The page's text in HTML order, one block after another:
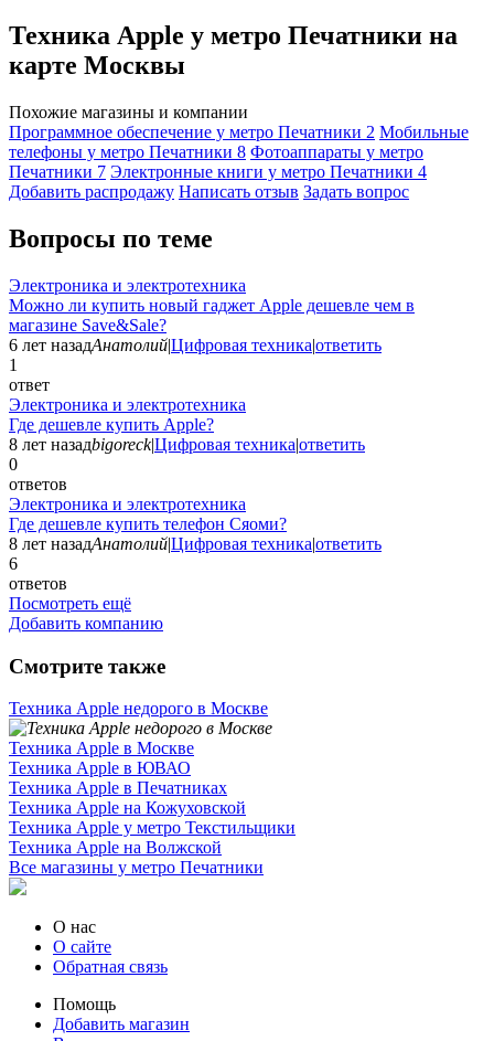
Техника Apple у метро Печатники на
карте Москвы
Похожие магазины и компании
Программное обеспечение у метро Печатники 2 Мобильные
телефоны у метро Печатники 8 Фотоаппараты у метро
Печатники 7 Электронные книги у метро Печатники 4
Добавить раcпродажу Написать отзыв Задать вопрос
Вопросы по теме
Электроника и электротехника
Можно ли купить новый гаджет Apple дешевле чем в
магазине Save&Sale?
6 лет назадАнатолий|Цифровая техника|ответить
1
ответ
Электроника и электротехника
Где дешевле купить Apple?
8 лет назадbigoreck|Цифровая техника|ответить
0
ответов
Электроника и электротехника
Где дешевле купить телефон Сяоми?
8 лет назадАнатолий|Цифровая техника|ответить
6
ответов
Посмотреть ещё
Добавить компанию
Смотрите также
Техника Apple недорого в Москве
Техника Apple в Москве
Техника Apple в ЮВАО
Техника Apple в Печатниках
Техника Apple на Кожуховской
Техника Apple у метро Текстильщики
Техника Apple на Волжской
Все магазины у метро Печатники
О нас
О сайте
Обратная связь
Помощь
Добавить магазин